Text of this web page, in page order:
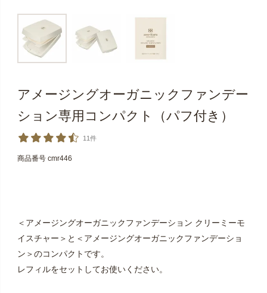
アメージングオーガニックファンデー
ション専用コンパクト（パフ付き）
11件
商品番号 cmr446
＜アメージングオーガニックファンデーション クリーミーモ
イスチャー＞と＜アメージングオーガニックファンデーショ
ン＞のコンパクトです。
レフィルをセットしてお使いください。